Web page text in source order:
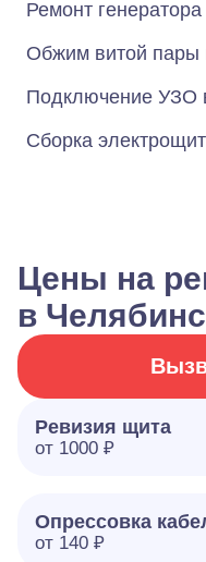
Ремонт
Обжим витой пары
Подключение УЗО
Сборка
Цены на
в
Ревизия щита
от 1000 ₽
Опрессовка
от 140 ₽